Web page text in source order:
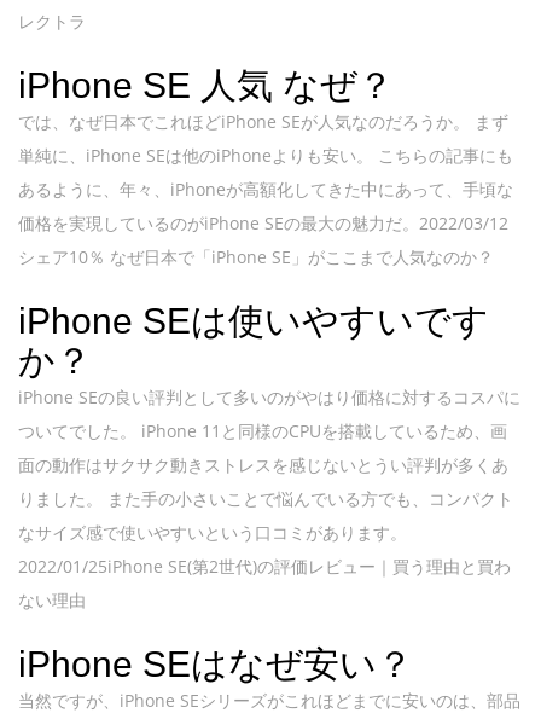
レクトラ
iPhone SE 人気 なぜ？
では、なぜ日本でこれほどiPhone SEが人気なのだろうか。 まず
単純に、iPhone SEは他のiPhoneよりも安い。 こちらの記事にも
あるように、年々、iPhoneが高額化してきた中にあって、手頃な
価格を実現しているのがiPhone SEの最大の魅力だ。2022/03/12
シェア10％ なぜ日本で「iPhone SE」がここまで人気なのか？
iPhone SEは使いやすいです
か？
iPhone SEの良い評判として多いのがやはり価格に対するコスパに
ついてでした。 iPhone 11と同様のCPUを搭載しているため、画
面の動作はサクサク動きストレスを感じないとうい評判が多くあ
りました。 また手の小さいことで悩んでいる方でも、コンパクト
なサイズ感で使いやすいという口コミがあります。
2022/01/25iPhone SE(第2世代)の評価レビュー｜買う理由と買わ
ない理由
iPhone SEはなぜ安い？
当然ですが、iPhone SEシリーズがこれほどまでに安いのは、部品